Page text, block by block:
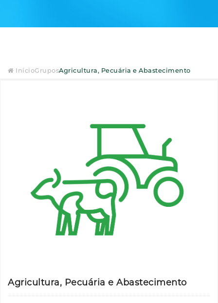
InícioGruposAgricultura, Pecuária e Abastecimento
Agricultura, Pecuária e Abastecimento